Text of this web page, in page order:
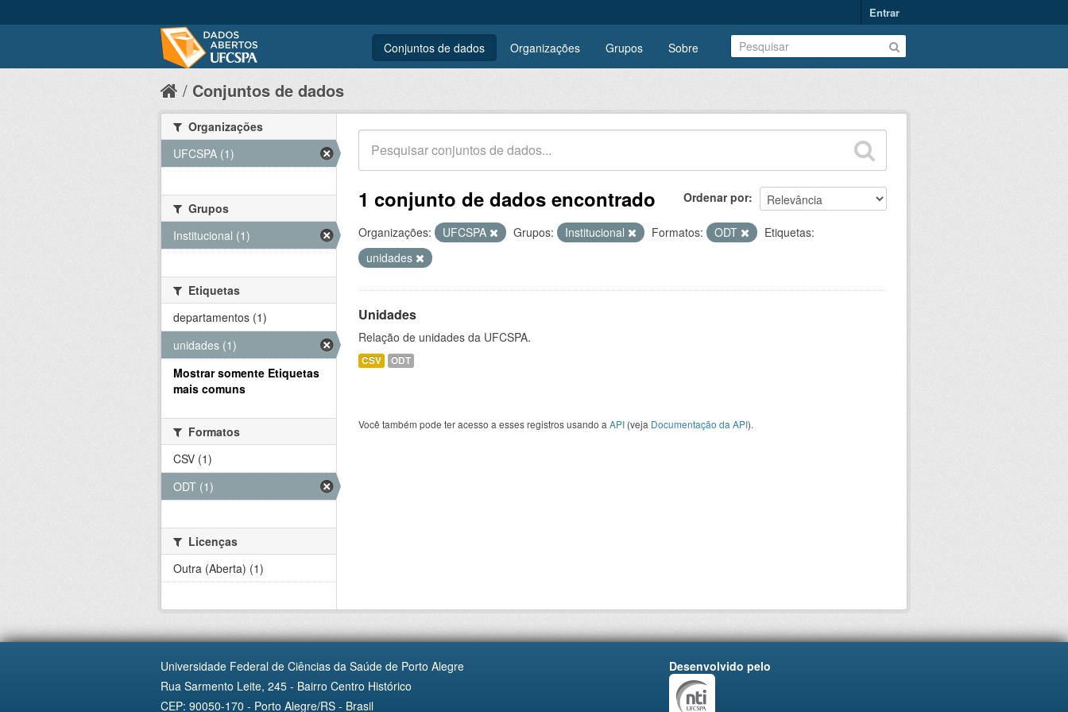
Entrar
Conjuntos de dados Organizações Grupos Sobre
Conjuntos de dados
Ordenar por
1 conjunto de dados encontrado
Organizações: UFCSPA Grupos: Institucional Formatos: ODT
Etiquetas:
unidades
Unidades
Relação de unidades da UFCSPA.
CSV ODT
Você também pode ter acesso a esses registros usando a API (veja Documentação da API).
Organizações
UFCSPA (1)
Grupos
Institucional (1)
Etiquetas
departamentos (1)
unidades (1)
Mostrar somente Etiquetas
mais comuns
Formatos
CSV (1)
ODT (1)
Licenças
Outra (Aberta) (1)
Universidade Federal de Ciências da Saúde de Porto Alegre
Rua Sarmento Leite, 245 - Bairro Centro Histórico
CEP: 90050-170 - Porto Alegre/RS - Brasil
Desenvolvido pelo